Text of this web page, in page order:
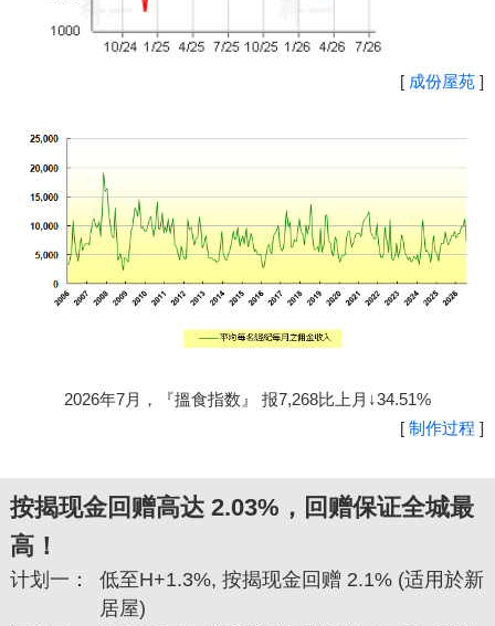
[ 成份屋苑 ]
2026年7月，『搵食指数』 报7,268比上月↓34.51%
[ 制作过程 ]
按揭现金回赠高达 2.03%，回赠保证全城最
高！
计划一：
低至H+1.3%, 按揭现金回赠 2.1% (适用於新
居屋)